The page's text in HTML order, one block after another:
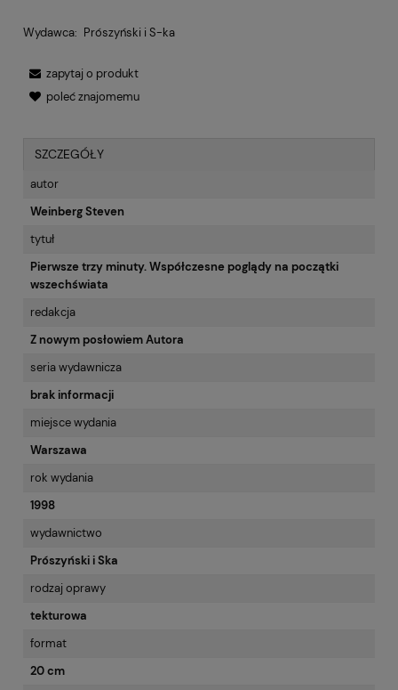
Wydawca: Prószyński i S-ka
zapytaj o produkt
poleć znajomemu
SZCZEGÓŁY
autor
Weinberg Steven
tytuł
Pierwsze trzy minuty. Współczesne poglądy na początki
wszechświata
redakcja
Z nowym posłowiem Autora
seria wydawnicza
brak informacji
miejsce wydania
Warszawa
rok wydania
1998
wydawnictwo
Prószyński i Ska
rodzaj oprawy
tekturowa
format
20 cm